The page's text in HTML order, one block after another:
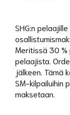
SHG:n
Meritissä 30
pelaajista.
jälkeen. Tämä
SM-kilpailuihin
maksetaan.